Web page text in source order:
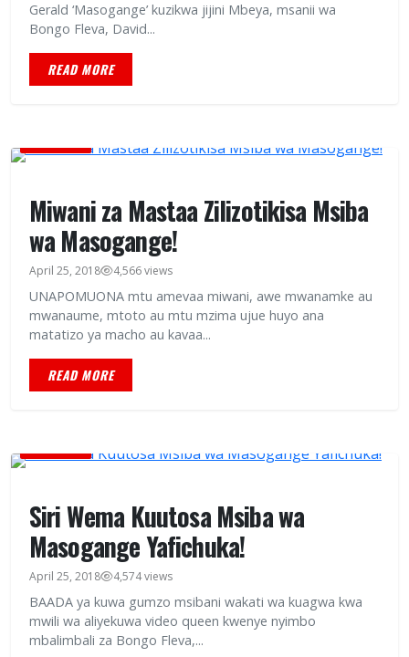
Gerald ‘Masogange’ kuzikwa jijini Mbeya, msanii wa
Bongo Fleva, David...
READ MORE
Miwani za Mastaa Zilizotikisa Msiba
wa Masogange!
April 25, 2018 4,566 views
UNAPOMUONA mtu amevaa miwani, awe mwanamke au
mwanaume, mtoto au mtu mzima ujue huyo ana
matatizo ya macho au kavaa...
READ MORE
Siri Wema Kuutosa Msiba wa
Masogange Yafichuka!
April 25, 2018 4,574 views
BAADA ya kuwa gumzo msibani wakati wa kuagwa kwa
mwili wa aliyekuwa video queen kwenye nyimbo
mbalimbali za Bongo Fleva,...